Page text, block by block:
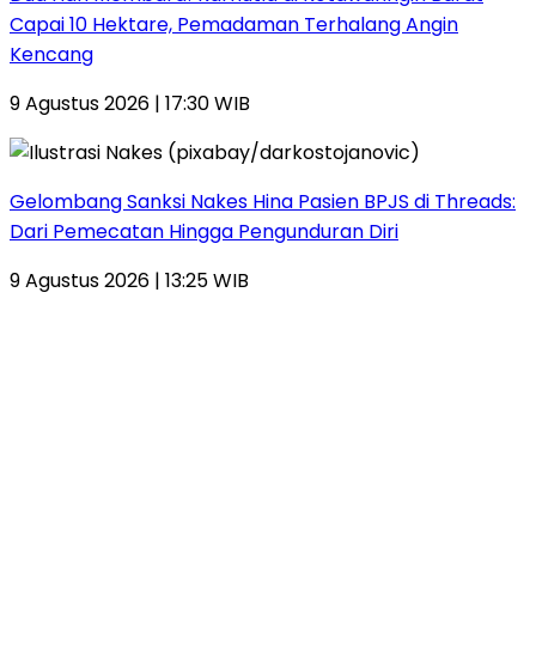
Capai 10 Hektare, Pemadaman Terhalang Angin
Kencang
9 Agustus 2026 | 17:30 WIB
Gelombang Sanksi Nakes Hina Pasien BPJS di Threads:
Dari Pemecatan Hingga Pengunduran Diri
9 Agustus 2026 | 13:25 WIB